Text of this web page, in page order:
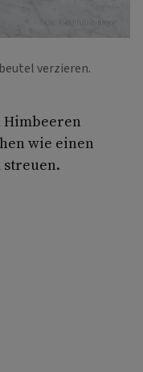
Foto: Eisenhut & Mayer
verzieren.
Himbeeren
wie einen